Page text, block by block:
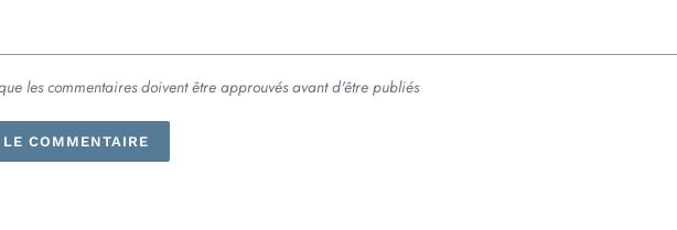
les commentaires doivent être approuvés avant d'être publiés